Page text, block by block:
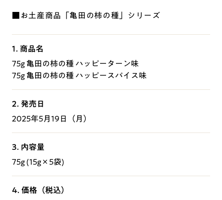
■お土産商品「亀田の柿の種」シリーズ
1. 商品名
75g 亀田の柿の種 ハッピーターン味
75g 亀田の柿の種 ハッピースパイス味
2. 発売日
2025年5月19日（月）
3. 内容量
75g (15g×5袋)
4. 価格（税込）